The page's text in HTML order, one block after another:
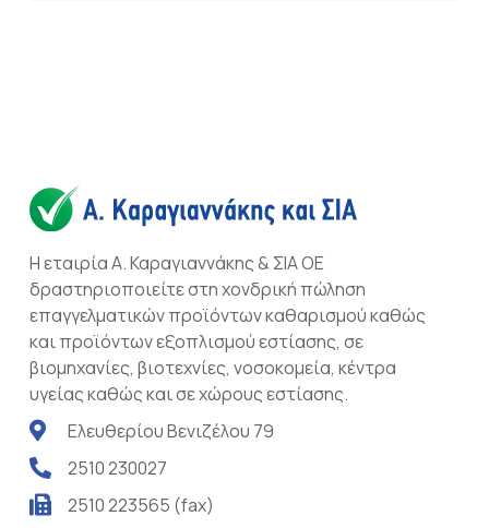
Η εταιρία Α. Καραγιαννάκης & ΣΙΑ ΟΕ
δραστηριοποιείτε στη χονδρική πώληση
επαγγελματικών προϊόντων καθαρισμού καθώς
και προϊόντων εξοπλισμού εστίασης, σε
βιομηχανίες, βιοτεχνίες, νοσοκομεία, κέντρα
υγείας καθώς και σε χώρους εστίασης.
Ελευθερίου Βενιζέλου 79
2510 230027
2510 223565 (fax)